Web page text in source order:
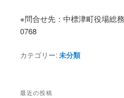
※問合せ先：中標津町役場総
0768
カテゴリー:未分類
最近の投稿